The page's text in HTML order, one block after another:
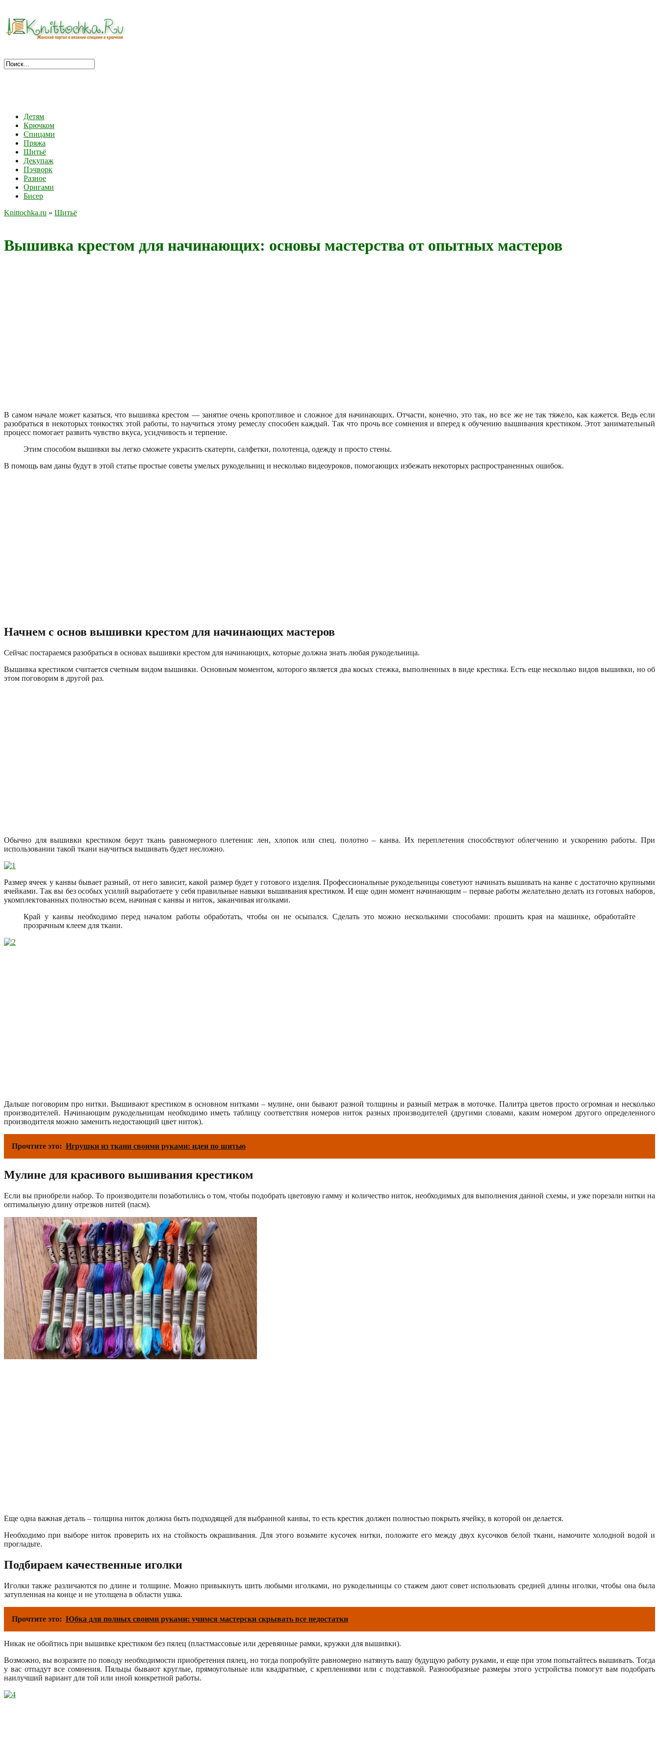
Детям
Крючком
Спицами
Пряжа
Шитьё
Декупаж
Пэчворк
Разное
Оригами
Бисер
Knittochka.ru » Шитьё
Вышивка крестом для начинающих: основы мастерства от опытных мастеров
В самом начале может казаться, что вышивка крестом — занятие очень кропотливое и сложное для начинающих. Отчасти, конечно, это так, но все же не так тяжело, как кажется. Ведь если
разобраться в некоторых тонкостях этой работы, то научиться этому ремеслу способен каждый. Так что прочь все сомнения и вперед к обучению вышивания крестиком. Этот занимательный
процесс помогает развить чувство вкуса, усидчивость и терпение.
Этим способом вышивки вы легко сможете украсить скатерти, салфетки, полотенца, одежду и просто стены.
В помощь вам даны будут в этой статье простые советы умелых рукодельниц и несколько видеоуроков, помогающих избежать некоторых распространенных ошибок.
Начнем с основ вышивки крестом для начинающих мастеров
Сейчас постараемся разобраться в основах вышивки крестом для начинающих, которые должна знать любая рукодельница.
Вышивка крестиком считается счетным видом вышивки. Основным моментом, которого является два косых стежка, выполненных в виде крестика. Есть еще несколько видов вышивки, но об
этом поговорим в другой раз.
Обычно для вышивки крестиком берут ткань равномерного плетения: лен, хлопок или спец. полотно – канва. Их переплетения способствуют облегчению и ускорению работы. При
использовании такой ткани научиться вышивать будет несложно.
Размер ячеек у канвы бывает разный, от него зависит, какой размер будет у готового изделия. Профессиональные рукодельницы советуют начинать вышивать на канве с достаточно крупными
ячейками. Так вы без особых усилий выработаете у себя правильные навыки вышивания крестиком. И еще один момент начинающим – первые работы желательно делать из готовых наборов,
укомплектованных полностью всем, начиная с канвы и ниток, заканчивая иголками.
Край у канвы необходимо перед началом работы обработать, чтобы он не осыпался. Сделать это можно несколькими способами: прошить края на машинке, обработайте
прозрачным клеем для ткани.
Дальше поговорим про нитки. Вышивают крестиком в основном нитками – мулине, они бывают разной толщины и разный метраж в моточке. Палитра цветов просто огромная и несколько
производителей. Начинающим рукодельницам необходимо иметь таблицу соответствия номеров ниток разных производителей (другими словами, каким номером другого определенного
производителя можно заменить недостающий цвет ниток).
Прочтите это: Игрушки из ткани своими руками: идеи по шитью
Мулине для красивого вышивания крестиком
Если вы приобрели набор. То производители позаботились о том, чтобы подобрать цветовую гамму и количество ниток, необходимых для выполнения данной схемы, и уже порезали нитки на
оптимальную длину отрезков нитей (пасм).
Еще одна важная деталь – толщина ниток должна быть подходящей для выбранной канвы, то есть крестик должен полностью покрыть ячейку, в которой он делается.
Необходимо при выборе ниток проверить их на стойкость окрашивания. Для этого возьмите кусочек нитки, положите его между двух кусочков белой ткани, намочите холодной водой и
прогладьте.
Подбираем качественные иголки
Иголки также различаются по длине и толщине. Можно привыкнуть шить любыми иголками, но рукодельницы со стажем дают совет использовать средней длины иголки, чтобы она была
затупленная на конце и не утолщена в области ушка.
Прочтите это: Юбка для полных своими руками: учимся мастерски скрывать все недостатки
Никак не обойтись при вышивке крестиком без пялец (пластмассовые или деревянные рамки, кружки для вышивки).
Возможно, вы возразите по поводу необходимости приобретения пялец, но тогда попробуйте равномерно натянуть вашу будущую работу руками, и еще при этом попытайтесь вышивать. Тогда
у вас отпадут все сомнения. Пяльцы бывают круглые, прямоугольные или квадратные, с креплениями или с подставкой. Разнообразные размеры этого устройства помогут вам подобрать
наилучший вариант для той или иной конкретной работы.